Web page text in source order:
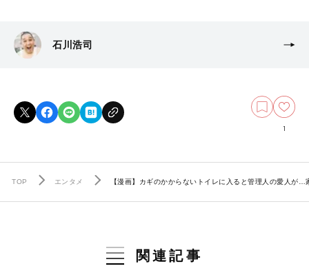
石川浩司
1
TOP エンタメ 【漫画】カギのかからないトイレに入ると管理人の愛人が
関連記事